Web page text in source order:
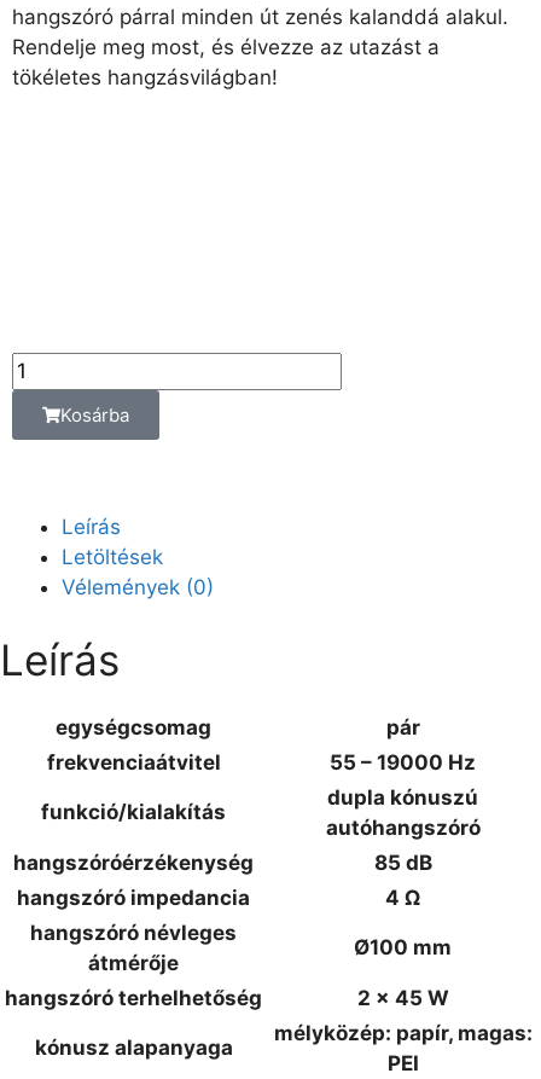
hangszóró párral minden út zenés kalanddá alakul.
Rendelje meg most, és élvezze az utazást a
tökéletes hangzásvilágban!
Kosárba
Leírás
Letöltések
Vélemények (0)
Leírás
egységcsomag
pár
frekvenciaátvitel
55 – 19000 Hz
funkció/kialakítás
dupla kónuszú
autóhangszóró
hangszóróérzékenység
85 dB
hangszóró impedancia
4 Ω
hangszóró névleges
átmérője
Ø100 mm
hangszóró terhelhetőség 2 x 45 W
kónusz alapanyaga
mélyközép: papír, magas:
PEI